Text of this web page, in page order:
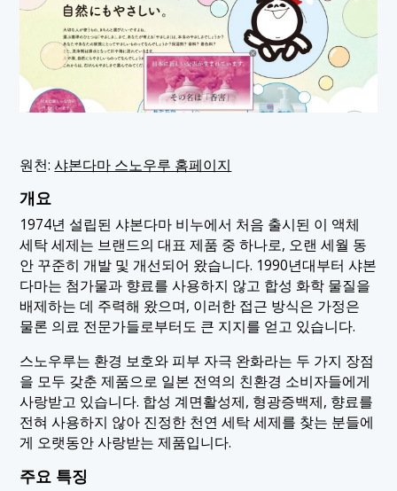
원천:샤본다마 스노우루 홈페이지
개요
1974년 설립된 샤본다마 비누에서 처음 출시된 이 액체
세탁 세제는 브랜드의 대표 제품 중 하나로, 오랜 세월 동
안 꾸준히 개발 및 개선되어 왔습니다. 1990년대부터 샤본
다마는 첨가물과 향료를 사용하지 않고 합성 화학 물질을
배제하는 데 주력해 왔으며, 이러한 접근 방식은 가정은
물론 의료 전문가들로부터도 큰 지지를 얻고 있습니다.
스노우루는 환경 보호와 피부 자극 완화라는 두 가지 장점
을 모두 갖춘 제품으로 일본 전역의 친환경 소비자들에게
사랑받고 있습니다. 합성 계면활성제, 형광증백제, 향료를
전혀 사용하지 않아 진정한 천연 세탁 세제를 찾는 분들에
게 오랫동안 사랑받는 제품입니다.
주요 특징